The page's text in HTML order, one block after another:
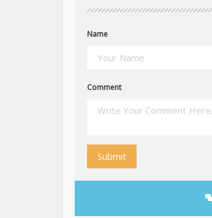
Name
Comment
Submit